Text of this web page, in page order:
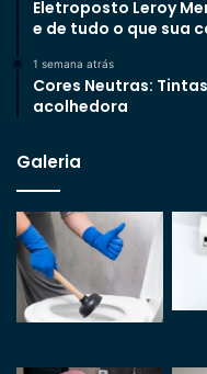
Eletroposto Leroy
e de tudo o que sua
1 semana atrás
Cores Neutras:
acolhedora
Galeria